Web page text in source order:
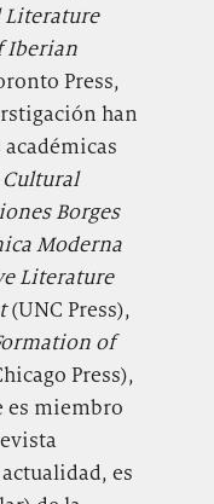
Literature
Iberian
Press,
han
Borges
Moderna
Literature
(UNC Press),
of
Press),
es miembro
es